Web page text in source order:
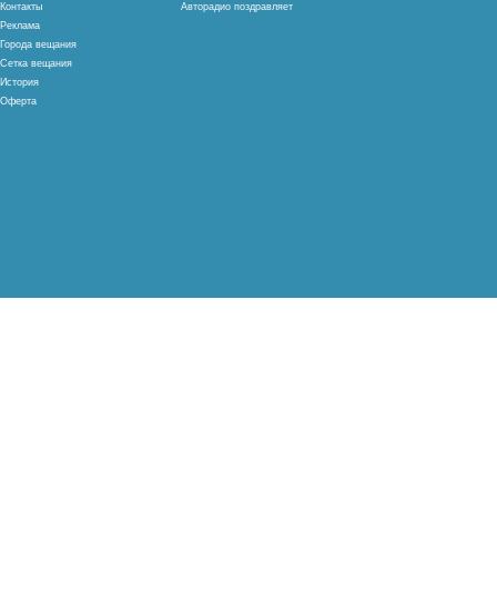
Контакты
Реклама
Города вещания
Сетка вещания
История
Оферта
Авторадио поздравляет